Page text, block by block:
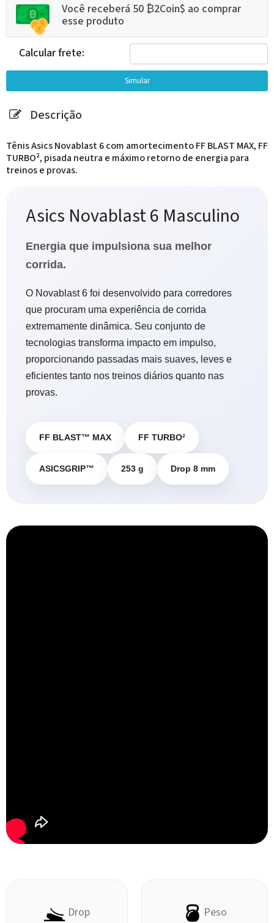
Você receberá 50 ₿2Coin$ ao comprar
esse produto
Calcular frete:
Descrição
Tênis Asics Novablast 6 com amortecimento FF BLAST MAX, FF
TURBO², pisada neutra e máximo retorno de energia para
treinos e provas.
Asics Novablast 6 Masculino
Energia que impulsiona sua melhor
corrida.
O Novablast 6 foi desenvolvido para corredores
que procuram uma experiência de corrida
extremamente dinâmica. Seu conjunto de
tecnologias transforma impacto em impulso,
proporcionando passadas mais suaves, leves e
eficientes tanto nos treinos diários quanto nas
provas.
FF BLAST™ MAX FF TURBO²
ASICSGRIP™ 253 g Drop 8 mm
Drop Peso